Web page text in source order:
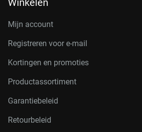
Winkelen
Mijn account
Registreren voor e-mail
Kortingen en promoties
Productassortiment
Garantiebeleid
Retourbeleid